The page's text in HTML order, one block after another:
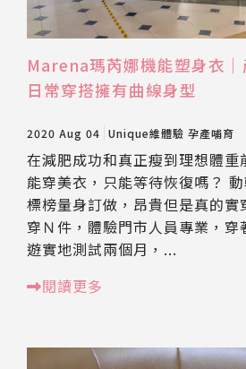
Marena瑪芮娜機能塑身衣
日常穿搭擁有曲線身型
2020 Aug 04 Unique維體驗 孕產哺育
在減肥成功和真正瘦到理想體重
能穿美衣，只能等待恢復嗎？
標榜量身訂做，昂貴但是真的實
穿Ｎ件，體驗門市人員專業，穿
遊實地測試兩個月，...
閱讀更多